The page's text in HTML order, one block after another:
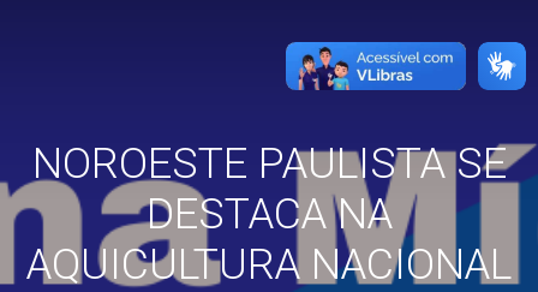
NOROESTE PAULISTA SE
DESTACA NA
AQUICULTURA NACIONAL